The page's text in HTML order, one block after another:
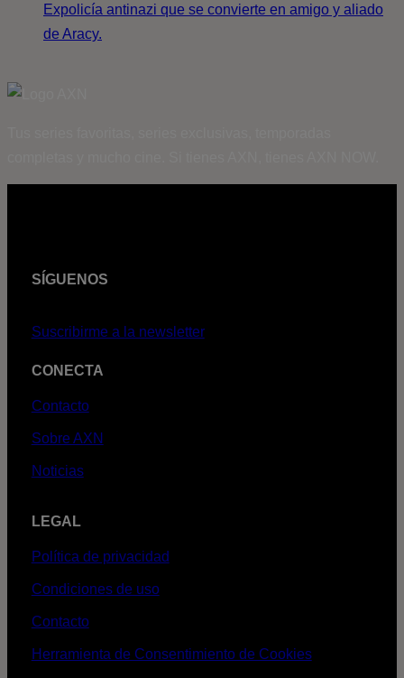
Expolicía antinazi que se convierte en amigo y aliado
de Aracy.
SÍGUENOS
Suscribirme a la newsletter
CONECTA
Contacto
Sobre AXN
Noticias
LEGAL
Política de privacidad
Condiciones de uso
Contacto
Herramienta de Consentimiento de Cookies